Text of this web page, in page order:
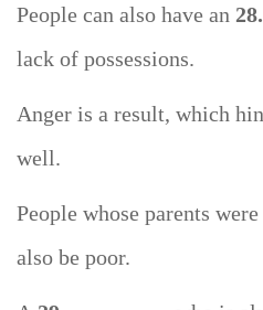
People can also have an 28
lack of possessions.
Anger is a result, which
well.
People whose parents
also be poor.